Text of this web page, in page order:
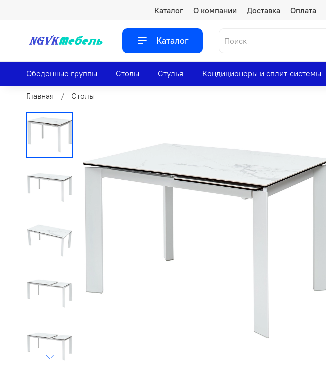
Каталог О компании Доставка Оплата
Каталог
Обеденные группы Столы Стулья Кондиционеры и сплит-системы
Главная Столы